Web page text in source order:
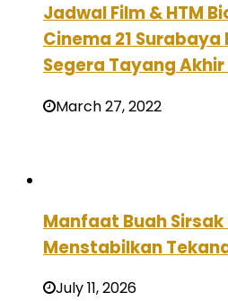
Jadwal Film & HTM
Cinema 21 Surabaya
Segera Tayang
March 27, 2022
Manfaat Buah
Menstabilkan
July 11, 2026